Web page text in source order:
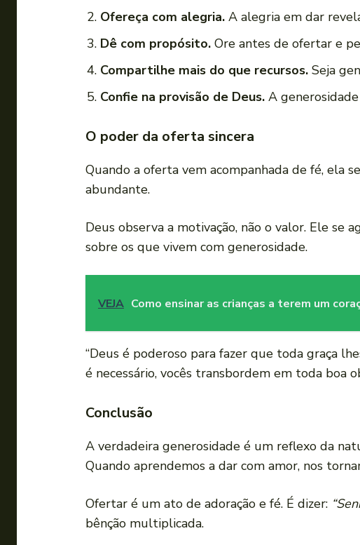
Ofereça com alegria. A alegria em dar
Dê com propósito. Ore antes de ofertar e
Compartilhe mais do que recursos. Seja
Confie na provisão de Deus. A
O poder da oferta sincera
Quando a oferta vem acompanhada de fé, ela
abundante.
Deus observa a motivação, não o valor. Ele se
sobre os que vivem com generosidade.
VEJA Como ensinar as crianças a terem um
“Deus é poderoso para fazer que toda graça
é necessário, vocês transbordem em toda boa
Conclusão
A verdadeira generosidade é um reflexo da
Quando aprendemos a dar com amor, nos
Ofertar é um ato de adoração e fé. É dizer:
bênção multiplicada.